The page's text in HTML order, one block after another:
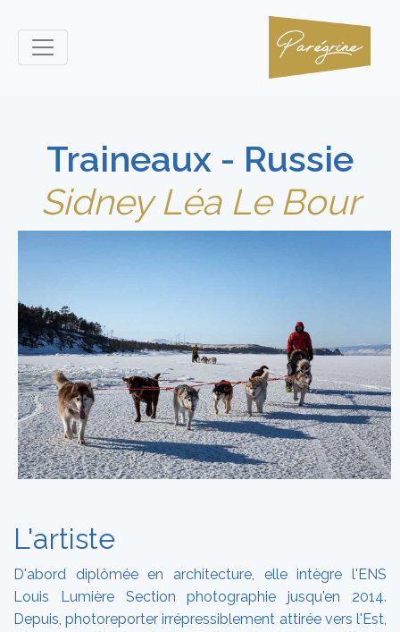
Traineaux - Russie
Sidney Léa Le Bour
L'artiste
D'abord diplômée en architecture, elle intègre l'ENS
Louis Lumière Section photographie jusqu'en 2014.
Depuis, photoreporter irrépressiblement attirée vers l'Est,